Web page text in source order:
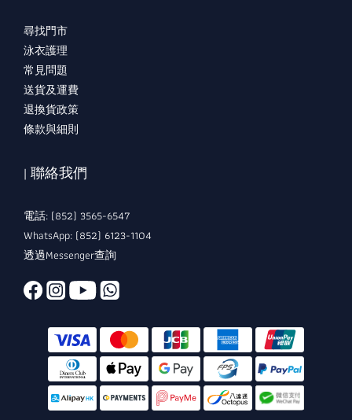
尋找門市
泳衣護理
常見問題
送貨及運費
退換貨政策
條款與細則
| 聯絡我們
電話: (852) 3565-6547
WhatsApp: (852) 6123-1104
透過Messenger查詢